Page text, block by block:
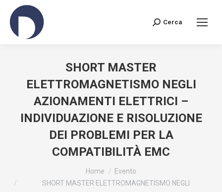
Search:
Cerca
SHORT MASTER
ELETTROMAGNETISMO NEGLI
AZIONAMENTI ELETTRICI –
INDIVIDUAZIONE E RISOLUZIONE
DEI PROBLEMI PER LA
COMPATIBILITÀ EMC
Home
Evento
SHORT MASTER ELETTROMAGNETISMO NEGLI